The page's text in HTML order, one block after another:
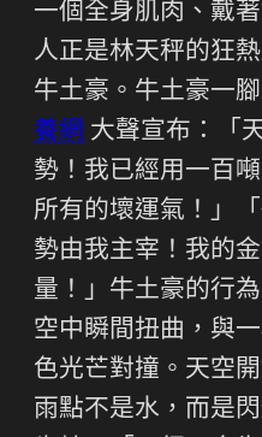
一個全身肌肉、戴
人正是林天秤的狂
牛土豪。牛土豪一
養網 大聲宣布：「
勢！我已經用一百
所有的壞運氣！」
勢由我主宰！我的
量！」牛土豪的行
空中瞬間扭曲，與
色光芒對撞。天空
雨點不是水，而是